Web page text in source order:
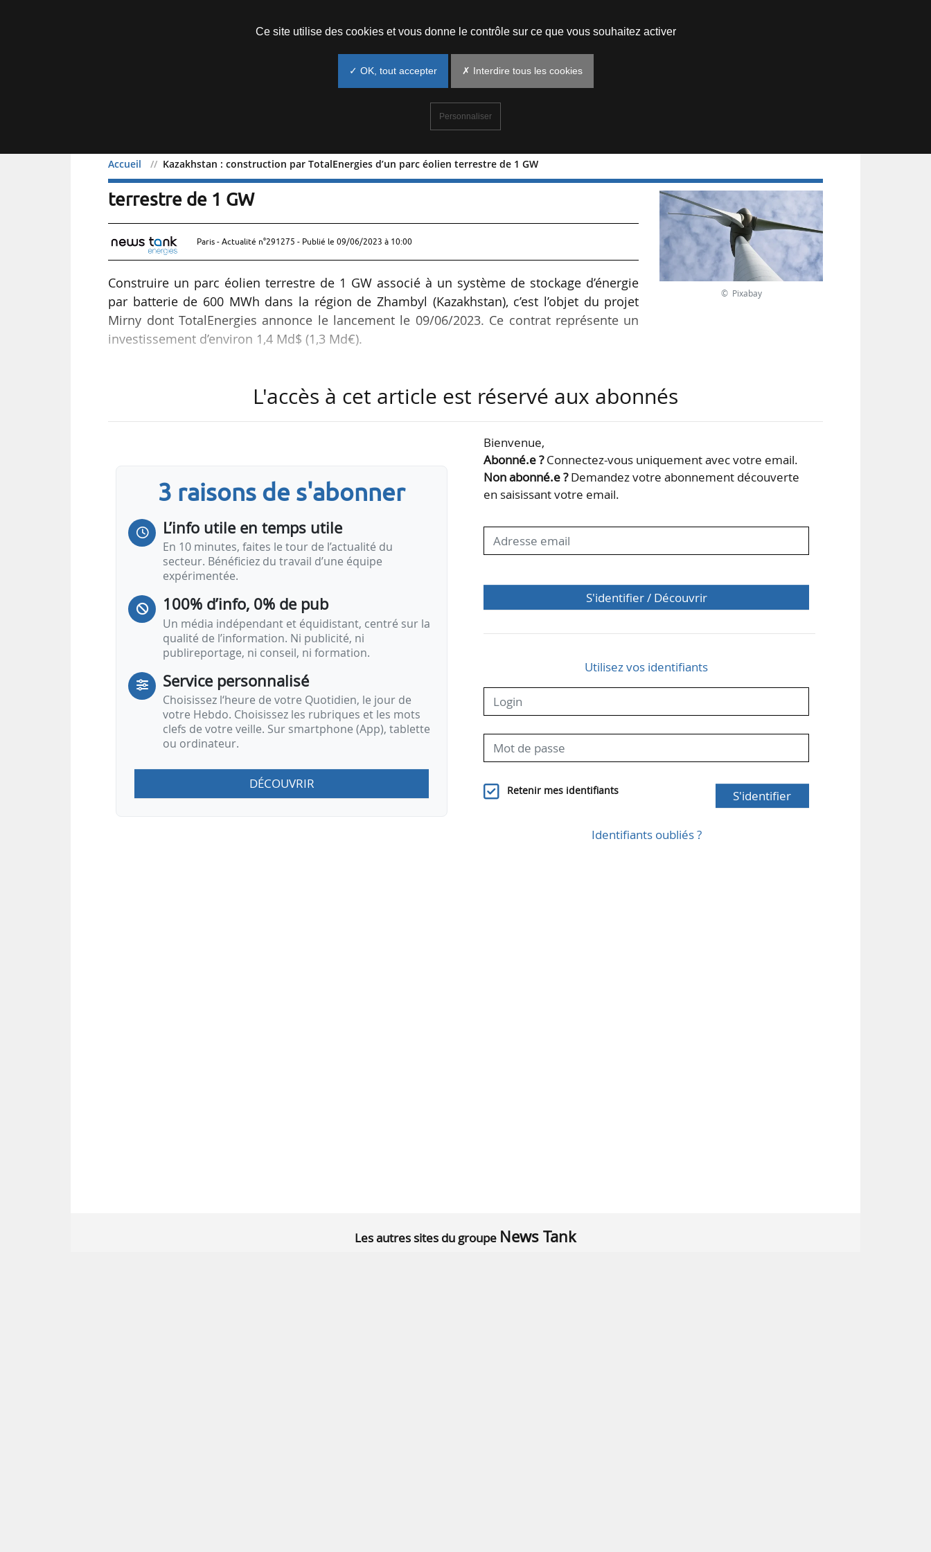
Accueil Kazakhstan : construction par TotalEnergies d’un parc éolien terrestre de 1 GW
Kazakhstan : construction par TotalEnergies d’un parc éolien
terrestre de 1 GW
Paris - Actualité n°291275 - Publié le 09/06/2023 à 10:00
Construire un parc éolien terrestre de 1 GW associé à un système de stockage d’énergie
par batterie de 600 MWh dans la région de Zhambyl (Kazakhstan), c’est l’objet du projet
Mirny dont TotalEnergies annonce le lancement le 09/06/2023. Ce contrat représente un
investissement d’environ 1,4 Md$ (1,3 Md€).
des énergies renouvelables (FSC), entité publique détenue par le gouvernement du
L’accord a été signé à Astana entre Total Eren, filiale de TotalEnergies, et le FSC, en
présence de Patrick Pouyanné, président-directeur général de TotalEnergies, et
© Pixabay
L'accès à cet article est réservé aux abonnés
3 raisons de s'abonner
L’info utile en temps utile
En 10 minutes, faites le tour de l’actualité du
secteur. Bénéficiez du travail d’une équipe
expérimentée.
100% d’info, 0% de pub
Un média indépendant et équidistant, centré sur la
qualité de l’information. Ni publicité, ni
publireportage, ni conseil, ni formation.
Service personnalisé
Choisissez l‘heure de votre Quotidien, le jour de
votre Hebdo. Choisissez les rubriques et les mots
clefs de votre veille. Sur smartphone (App), tablette
ou ordinateur.
DÉCOUVRIR
Bienvenue,
Abonné.e ?Connectez-vous uniquement avec votre email.
Non abonné.e ?Demandez votre abonnement découverte
en saisissant votre email.
S'identifier / Découvrir
Utilisez vos identifiants
Retenir mes identifiants S'identifier
Identifiants oubliés ?
Les autres sites du groupe News Tank
Ce site utilise des cookies et vous donne le contrôle sur ce que vous souhaitez activer
✓ OK, tout accepter ✗ Interdire tous les cookies
Personnaliser